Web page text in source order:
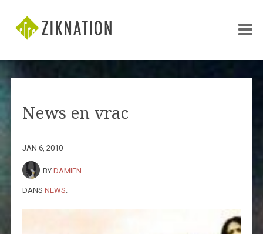
News en vrac
JAN 6, 2010
BY DAMIEN
DANS NEWS